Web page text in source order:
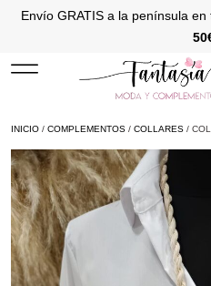
Envío GRATIS a la península
INICIO / COMPLEMENTOS / COLLARES /